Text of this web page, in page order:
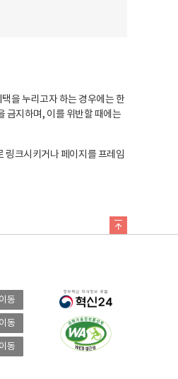
을 누리고자 하는 경우에는 한
금지하며, 이를 위반할 때에는
링크시키거나 페이지를 프레임
이동
이동
이동